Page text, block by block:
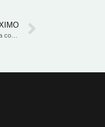
Quais aparelhos domésticos mais gastam energia e aumentam a conta de luz?